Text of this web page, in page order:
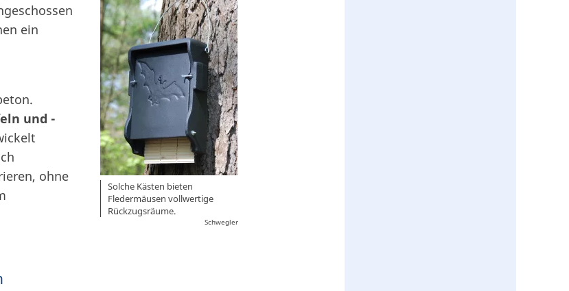
Solche Kästen bieten
Fledermäusen vollwertige
Rückzugsräume.
Schwegler
ein
und -
ohne